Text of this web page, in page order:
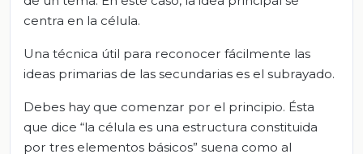
centra en la célula.
Una técnica útil para reconocer fácilmente las
ideas primarias de las secundarias es el subrayado.
Debes hay que comenzar por el principio. Ésta
que dice “la célula es una estructura constituida
por tres elementos básicos” suena como al